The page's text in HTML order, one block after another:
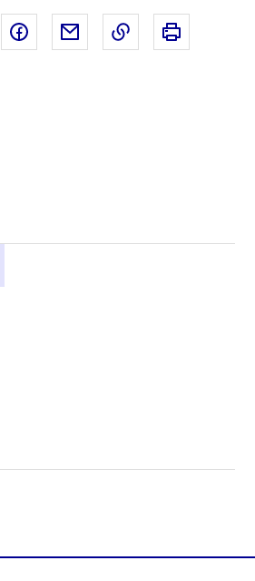
Partager sur Facebook
Partager par email
Copier dans le